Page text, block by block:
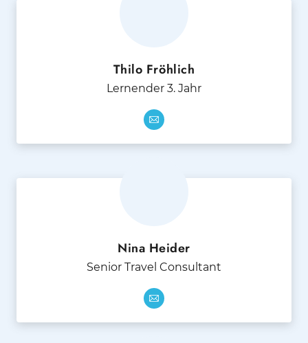
Thilo Fröhlich
Lernender 3. Jahr
Nina Heider
Senior Travel Consultant